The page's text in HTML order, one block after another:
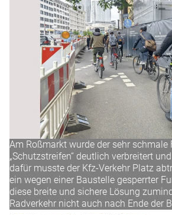
Am Roßmarkt wurde der sehr schmale
„Schutzstreifen“ deutlich verbreitert
dafür musste der Kfz-Verkehr Platz
ein wegen einer Baustelle gesperrter
diese breite und sichere Lösung
Radverkehr nicht auch nach Ende der